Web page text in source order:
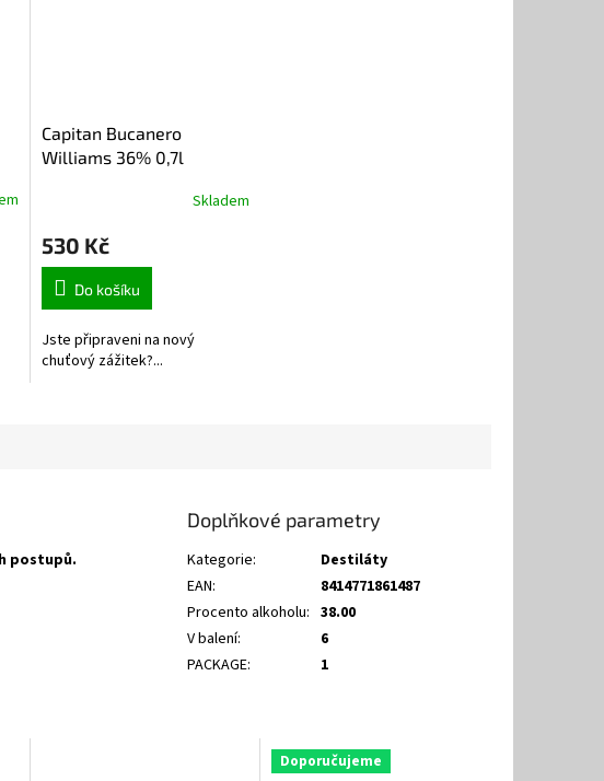
Capitan Bucanero
Williams 36% 0,7l
Skladem
530 Kč
Do košíku
Jste připraveni na nový
chuťový zážitek?...
postupů.
Doplňkové parametry
Kategorie:
Destiláty
EAN:
8414771861487
Procento alkoholu: 38.00
V balení:
6
PACKAGE: 1
Doporučujeme